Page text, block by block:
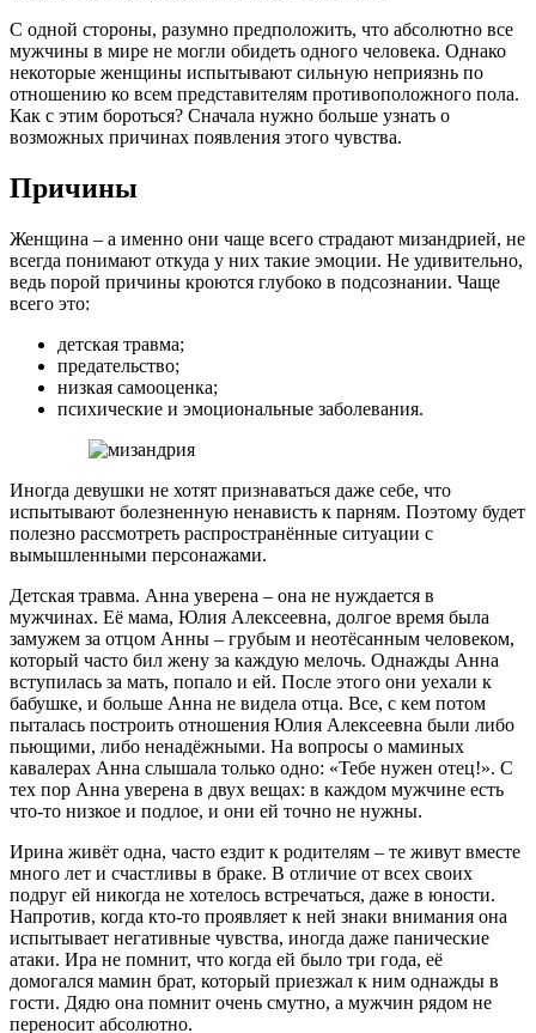
С одной стороны, разумно предположить, что абсолютно все
мужчины в мире не могли обидеть одного человека. Однако
некоторые женщины испытывают сильную неприязнь по
отношению ко всем представителям противоположного пола.
Как с этим бороться? Сначала нужно больше узнать о
возможных причинах появления этого чувства.
Причины
Женщина – а именно они чаще всего страдают мизандрией, не
всегда понимают откуда у них такие эмоции. Не удивительно,
ведь порой причины кроются глубоко в подсознании. Чаще
всего это:
детская травма;
предательство;
низкая самооценка;
психические и эмоциональные заболевания.
Иногда девушки не хотят признаваться даже себе, что
испытывают болезненную ненависть к парням. Поэтому будет
полезно рассмотреть распространённые ситуации с
вымышленными персонажами.
Детская травма. Анна уверена – она не нуждается в
мужчинах. Её мама, Юлия Алексеевна, долгое время была
замужем за отцом Анны – грубым и неотёсанным человеком,
который часто бил жену за каждую мелочь. Однажды Анна
вступилась за мать, попало и ей. После этого они уехали к
бабушке, и больше Анна не видела отца. Все, с кем потом
пыталась построить отношения Юлия Алексеевна были либо
пьющими, либо ненадёжными. На вопросы о маминых
кавалерах Анна слышала только одно: «Тебе нужен отец!». С
тех пор Анна уверена в двух вещах: в каждом мужчине есть
что-то низкое и подлое, и они ей точно не нужны.
Ирина живёт одна, часто ездит к родителям – те живут вместе
много лет и счастливы в браке. В отличие от всех своих
подруг ей никогда не хотелось встречаться, даже в юности.
Напротив, когда кто-то проявляет к ней знаки внимания она
испытывает негативные чувства, иногда даже панические
атаки. Ира не помнит, что когда ей было три года, её
домогался мамин брат, который приезжал к ним однажды в
гости. Дядю она помнит очень смутно, а мужчин рядом не
переносит абсолютно.